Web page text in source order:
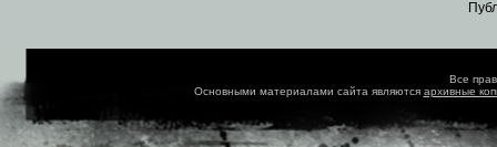
Все
Основными материалами сайта являются архивные